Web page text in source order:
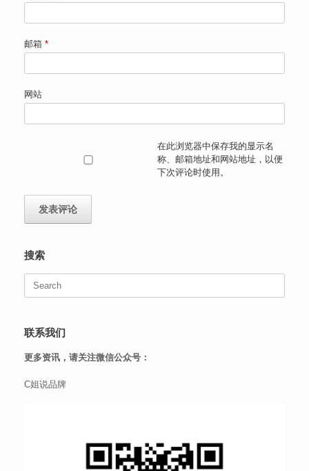
邮箱 *
网站
在此浏览器中保存我的显示名
称、邮箱地址和网站地址，以便
下次评论时使用。
搜索
Search
联系我们
更多资讯，请关注微信公众号：
C姐说品牌